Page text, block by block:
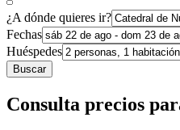
¿A dónde quieres ir?
Fechas
Huéspedes
Buscar
Consulta precios